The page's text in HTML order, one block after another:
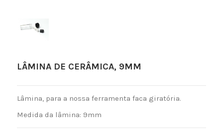
LÂMINA DE CERÂMICA, 9MM
Lâmina, para a nossa ferramenta faca giratória.
Medida da lâmina: 9mm